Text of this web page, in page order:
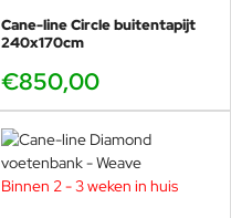
Cane-line Circle buitentapijt
240x170cm
€850,00
Binnen 2 - 3 weken in huis